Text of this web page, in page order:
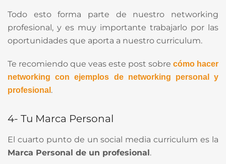
Todo esto forma parte de nuestro networking
profesional, y es muy importante trabajarlo por las
oportunidades que aporta a nuestro curriculum.
Te recomiendo que veas este post sobre cómo hacer
networking con ejemplos de networking personal y
profesional .
4- Tu Marca Personal
El cuarto punto de un social media curriculum es la
Marca Personal de un profesional.